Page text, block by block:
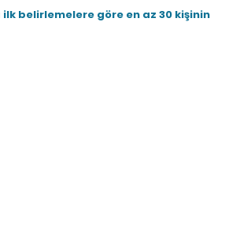
belirlemelere göre en az 30 kişinin